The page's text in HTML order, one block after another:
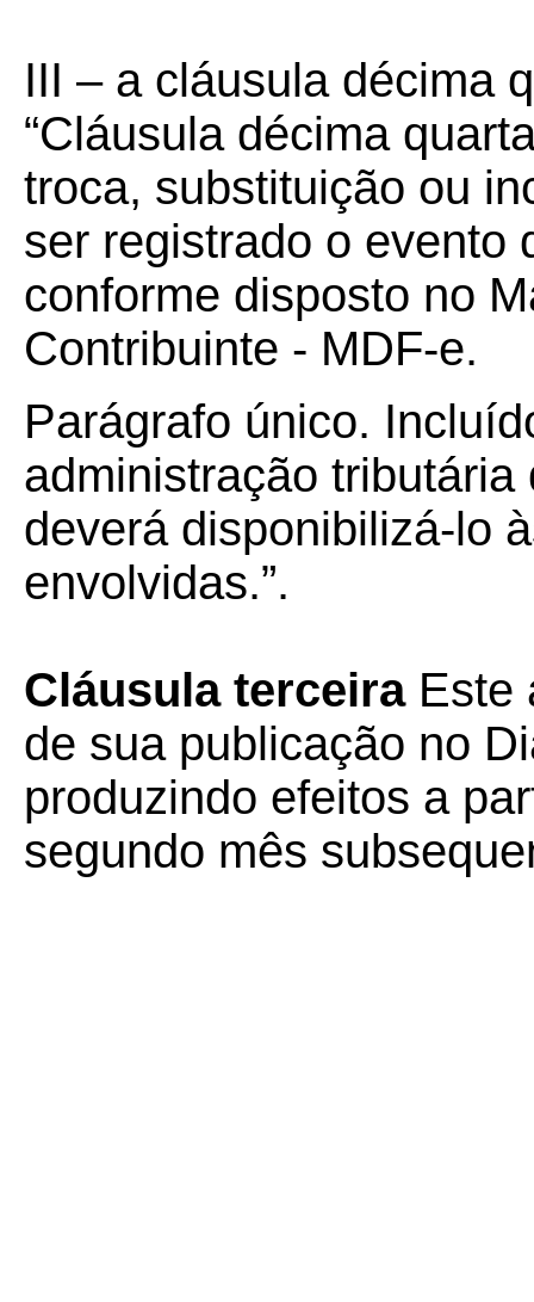
III – a cláusula décima
“Cláusula décima
troca, substituição ou
ser registrado o evento
conforme disposto no
Contribuinte - MDF-e.
Parágrafo único.
administração
deverá disponibilizá-lo
envolvidas.”.
Cláusula terceiraEste
de sua publicação no
produzindo efeitos a
segundo mês